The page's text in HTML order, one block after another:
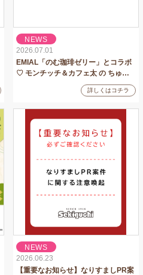
NEWS
2026.07.01
EMIAL「のむ珈琲ゼリー」とコラボ
♡ モンチッチ＆カフェ太 の ちゅ…
詳しくはコチラ
NEWS
2026.06.23
【重要なお知らせ】なりすましPR案